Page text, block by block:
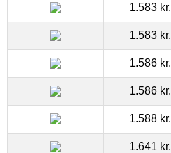
1.583 kr.
1.583 kr.
1.586 kr.
1.586 kr.
1.588 kr.
1.641 kr.